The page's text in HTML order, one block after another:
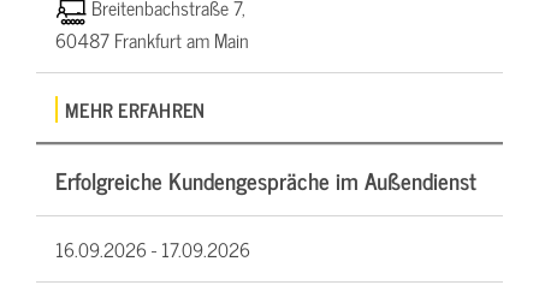
Breitenbachstraße 7,
60487 Frankfurt am Main
MEHR ERFAHREN
Erfolgreiche Kundengespräche im Außendienst
16.09.2026 -17.09.2026